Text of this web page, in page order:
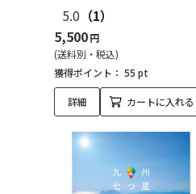
5.0 （1）
5,500円
(送料別・税込)
獲得ポイント： 55 pt
詳細 カートに入れる